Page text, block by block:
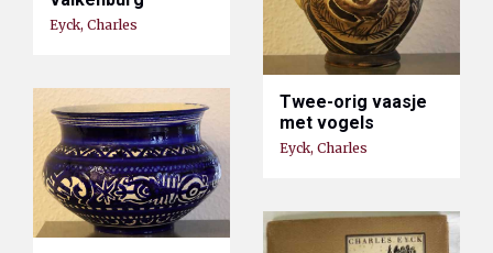
Eyck, Charles
Twee-orig vaasje
met vogels
Eyck, Charles